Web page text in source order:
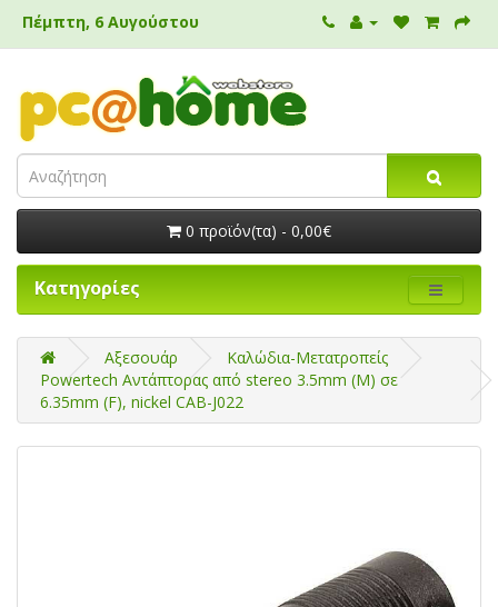
Πέμπτη, 6 Αυγούστου
0 προϊόν(τα) - 0,00€
Κατηγορίες
Αξεσουάρ
Καλώδια-Μετατροπείς
Powertech Αντάπτορας από stereo 3.5mm (M) σε
6.35mm (F), nickel CAB-J022